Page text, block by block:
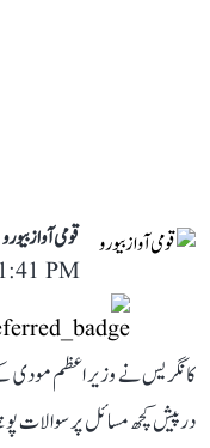
قومی آواز بیورو
PM
کانگریس نے وزیر اعظم مودی
درپیش کچھ مسائل پر سوالات